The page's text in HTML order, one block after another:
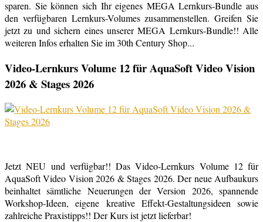
sparen. Sie können sich Ihr eigenes MEGA Lernkurs-Bundle aus
den verfügbaren Lernkurs-Volumes zusammenstellen. Greifen Sie
jetzt zu und sichern eines unserer MEGA Lernkurs-Bundle!! Alle
weiteren Infos erhalten Sie im 30th Century Shop...
Video-Lernkurs Volume 12 für AquaSoft Video Vision
2026 & Stages 2026
Jetzt NEU und verfügbar!! Das Video-Lernkurs Volume 12 für
AquaSoft Video Vision 2026 & Stages 2026. Der neue Aufbaukurs
beinhaltet sämtliche Neuerungen der Version 2026, spannende
Workshop-Ideen, eigene kreative Effekt-Gestaltungsideen sowie
zahlreiche Praxistipps!! Der Kurs ist jetzt lieferbar!